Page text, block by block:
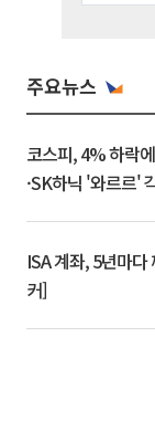
주요뉴스
코스피, 4% 하락
·SK하닉 '와르르'
ISA 계좌, 5년마
커]